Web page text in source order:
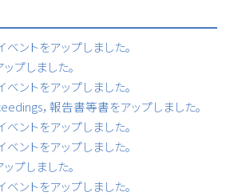
ベントをアップしました。
プしました。
ベントをアップしました。
，報告書等書をアップしました。
ベントをアップしました。
ベントをアップしました。
プしました。
ベントをアップしました。